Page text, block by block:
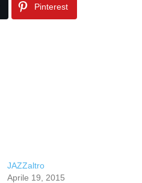
Pinterest
JAZZaltro
Aprile 19, 2015